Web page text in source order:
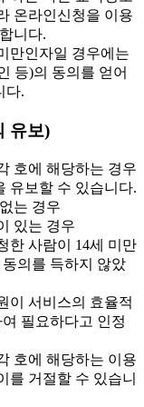
온라인신청을 이용
니다.
만인자일 경우에는
등)의 동의를 얻어
다.
유보)
호에 해당하는 경우
유보할 수 있습니다.
는 경우
있는 경우
한 사람이 14세 미만
의를 득하지 않았
이 서비스의 효율적
필요하다고 인정
호에 해당하는 이용
를 거절할 수 있습니